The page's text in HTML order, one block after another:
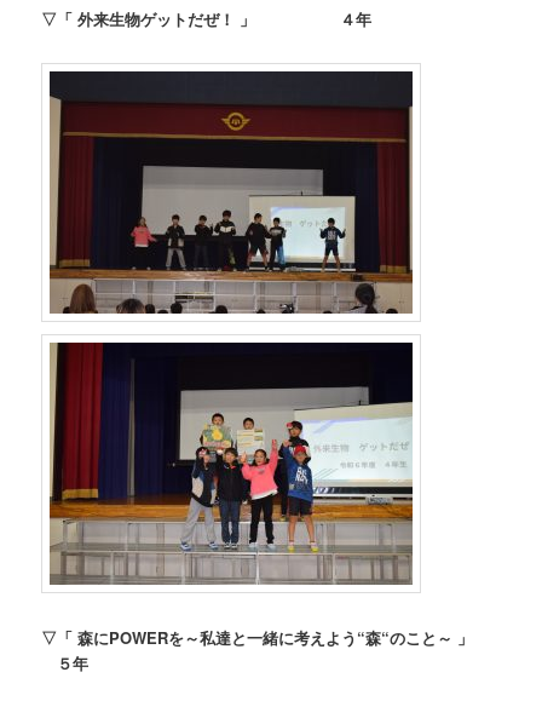
▽「 外来生物ゲットだぜ！ 」 ４年
▽「 森にPOWERを～私達と一緒に考えよう“森“のこと～ 」
５年